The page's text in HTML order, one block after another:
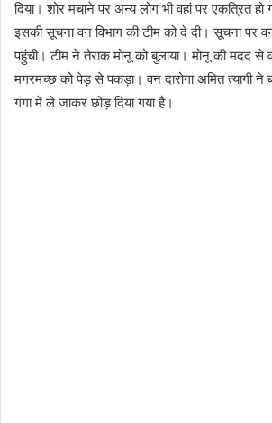
दिया। शोर मचाने पर अन्य लोग भी वहां पर एकत्रित
इसकी सूचना वन विभाग की टीम को दे दी। सूचना पर
पहुंची। टीम ने तैराक मोनू को बुलाया। मोनू की मदद से
मगरमच्छ कोपेड़से पकड़ा। वन दारोगा अमित त्यागी ने
गंगा में ले जाकरछोड़दिया गया है।